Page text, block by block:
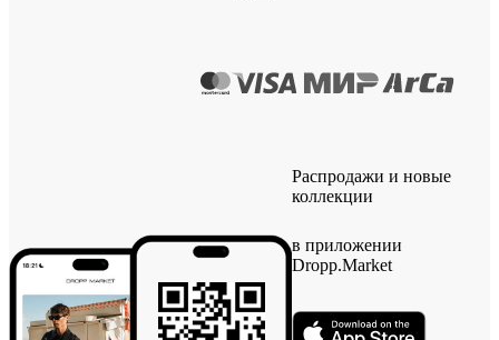
Распродажи и новые
коллекции
в приложении
Dropp.Market